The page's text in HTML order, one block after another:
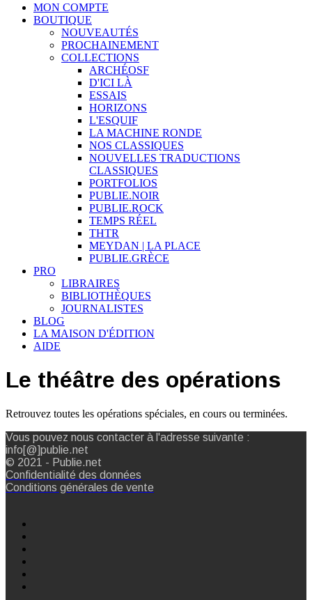
MON COMPTE
BOUTIQUE
NOUVEAUTÉS
PROCHAINEMENT
COLLECTIONS
ARCHÉOSF
D'ICI LÀ
ESSAIS
HORIZONS
L'ESQUIF
LA MACHINE RONDE
NOS CLASSIQUES
NOUVELLES TRADUCTIONS
CLASSIQUES
PORTFOLIOS
PUBLIE.NOIR
PUBLIE.ROCK
TEMPS RÉEL
THTR
MEYDAN | LA PLACE
PUBLIE.GRÈCE
PRO
LIBRAIRES
BIBLIOTHÈQUES
JOURNALISTES
BLOG
LA MAISON D'ÉDITION
AIDE
Le théâtre des opérations
Retrouvez toutes les opérations spéciales, en cours ou terminées.
Vous pouvez nous contacter à l'adresse suivante :
info[@]publie.net
© 2021 - Publie.net
Confidentialité des données
Conditions générales de vente